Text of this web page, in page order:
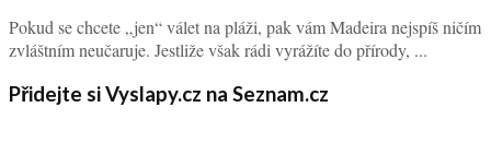
Pokud se chcete „jen“ válet na pláži, pak vám Madeira nejspíš ničím
zvláštním neučaruje. Jestliže však rádi vyrážíte do přírody, ...
Přidejte si Vyslapy.cz na Seznam.cz